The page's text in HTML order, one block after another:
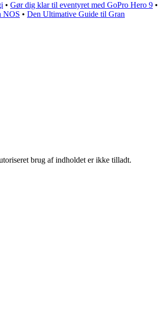
• Gør dig klar til eventyret med GoPro Hero 9 •
NOS • Den Ultimative Guide til Gran
brug af indholdet er ikke tilladt.